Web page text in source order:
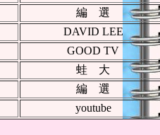
編 選
DAVID LEE
GOOD TV
蛙 大
編 選
youtube